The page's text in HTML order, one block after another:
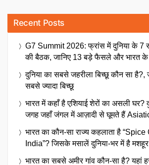
Recent Posts
G7 Summit 2026: फ्रांस में दुनिया के 7
की बैठक, जानिए 13 बड़े फैसले और भारत के
दुनिया का सबसे जहरीला बिच्छू कौन सा है?,
सबसे ज्यादा बिच्छू
भारत में कहाँ है एशियाई शेरों का असली घर?
जगह जहाँ जंगल में आज़ादी से घूमते हैं
भारत का कौन-सा राज्य कहलाता है
India”? जिसके मसालें दुनिया-भर में है मशहूर
भारत का सबसे अमीर गांव कौन-सा है? यहां